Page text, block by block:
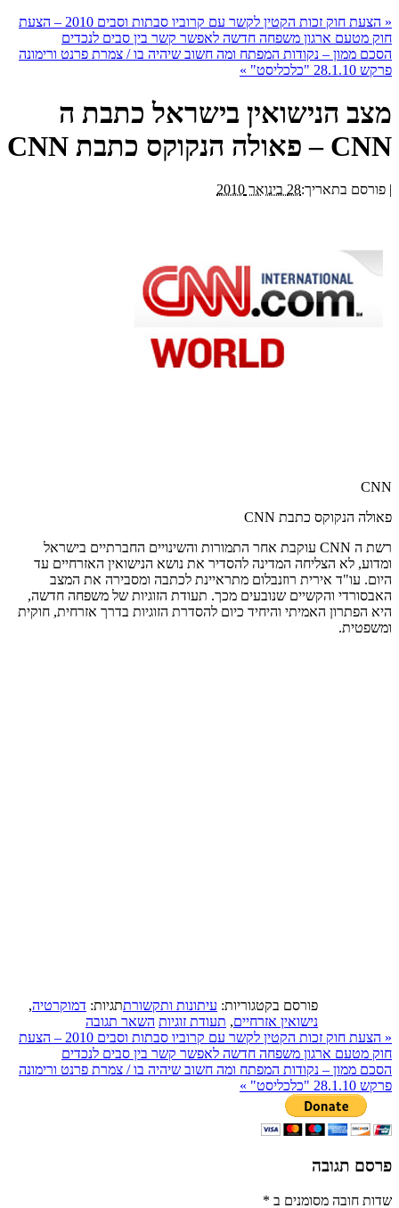
«
הצעת חוק זכות הקטין לקשר עם קרוביו סבתות וסבים 2010 – הצעת
חוק מטעם ארגון משפחה חדשה לאפשר קשר בין סבים לנכדים
הסכם ממון – נקודות המפתח ומה חשוב שיהיה בו / צמרת פרנט ורימונה
פרקש 28.1.10 "כלכליסט"
»
מצב הנישואין בישראל כתבת ה
CNN – פאולה הנקוקס כתבת CNN
| פורסם בתאריך:28 בינואר 2010
CNN
פאולה הנקוקס כתבת CNN
רשת ה CNN עוקבת אחר התמורות והשינויים החברתיים בישראל
ומדוע, לא הצליחה המדינה להסדיר את נושא הנישואין האזרחיים עד
היום. עו"ד אירית רוזנבלום מתראיינת לכתבה ומסבירה את המצב
האבסורדי והקשיים שנובעים מכך. תעודת הזוגיות של משפחה חדשה,
היא הפתרון האמיתי והיחיד כיום להסדרת הזוגיות בדרך אזרחית, חוקית
ומשפטית.
פורסם בקטגוריות: עיתונות ותקשורתתגיות: דמוקרטיה,
נישואין אזרחיים, תעודת זוגיות השאר תגובה
«
הצעת חוק זכות הקטין לקשר עם קרוביו סבתות וסבים 2010 – הצעת
חוק מטעם ארגון משפחה חדשה לאפשר קשר בין סבים לנכדים
הסכם ממון – נקודות המפתח ומה חשוב שיהיה בו / צמרת פרנט ורימונה
פרקש 28.1.10 "כלכליסט"
»
פרסם תגובה
שדות חובה מסומנים ב *